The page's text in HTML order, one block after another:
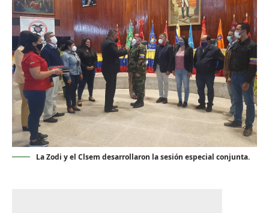
La Zodi y el Clsem desarrollaron la sesión especial conjunta.